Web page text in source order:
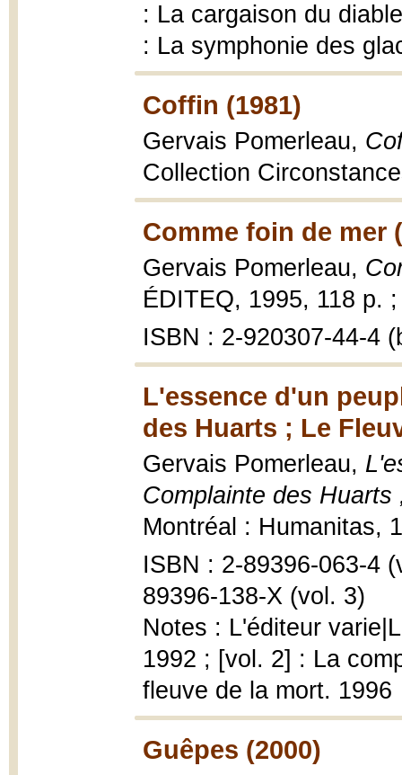
: La cargaison du
: La symphonie des
Coffin (1981)
Gervais Pomerleau,
Collection
Comme foin de mer
Gervais Pomerleau,
ÉDITEQ, 1995, 118 p.
ISBN : 2-920307-44-4
L'essence d'un
des Huarts ; Le
Gervais Pomerleau,
Complainte des
Montréal : Humanitas,
ISBN : 2-89396-063-4
89396-138-X (vol. 3)
Notes : L'éditeur
1992 ; [vol. 2] : La
fleuve de la mort. 1996
Guêpes (2000)